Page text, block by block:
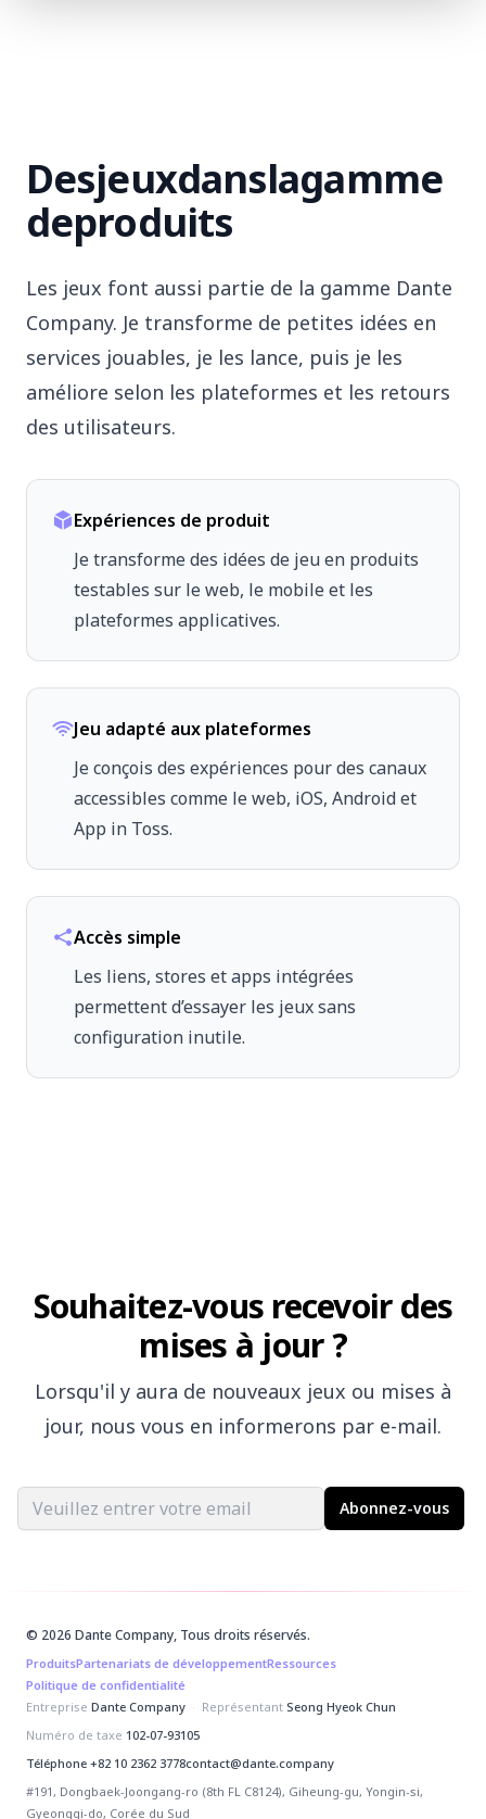
Desjeuxdanslagamme
deproduits
Les jeux font aussi partie de la gamme Dante
Company. Je transforme de petites idées en
services jouables, je les lance, puis je les
améliore selon les plateformes et les retours
des utilisateurs.
Expériences de produit
Je transforme des idées de jeu en produits
testables sur le web, le mobile et les
plateformes applicatives.
Jeu adapté aux plateformes
Je conçois des expériences pour des canaux
accessibles comme le web, iOS, Android et
App in Toss.
Accès simple
Les liens, stores et apps intégrées
permettent d’essayer les jeux sans
configuration inutile.
Souhaitez-vous recevoir des
mises à jour ?
Lorsqu'il y aura de nouveaux jeux ou mises à
jour, nous vous en informerons par e-mail.
Email address Abonnez-vous
© 2026 Dante Company, Tous droits réservés.
ProduitsPartenariats de développementRessources
Politique de confidentialité
Entreprise Dante Company · Représentant Seong Hyeok Chun
Numéro de taxe 102-07-93105
Téléphone +82 10 2362 3778contact@dante.company
#191, Dongbaek-Joongang-ro (8th FL C8124), Giheung-gu, Yongin-si,
Gyeonggi-do, Corée du Sud